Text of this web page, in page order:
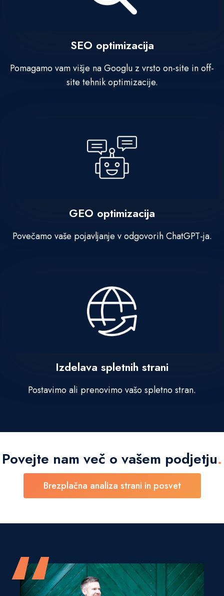
SEO optimizacija
Pomagamo vam višje na Googlu z vrsto on-site in off-
site tehnik optimizacije.
GEO optimizacija
Povečamo vaše pojavljanje v odgovorih ChatGPT-ja.
Izdelava spletnih strani
Postavimo ali prenovimo vašo spletno stran.
Povejte nam več o vašem podjetju.
Brezplačna analiza strani in posvet